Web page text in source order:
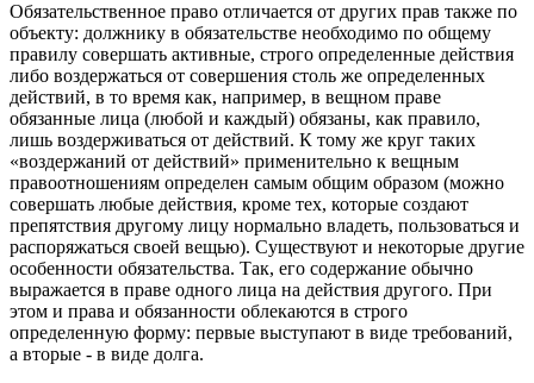
Обязательственное право отличается от других прав также по
объекту: должнику в обязательстве необходимо по общему
правилу совершать активные, строго определенные действия
либо воздержаться от совершения столь же определенных
действий, в то время как, например, в вещном праве
обязанные лица (любой и каждый) обязаны, как правило,
лишь воздерживаться от действий. К тому же круг таких
«воздержаний от действий» применительно к вещным
правоотношениям определен самым общим образом (можно
совершать любые действия, кроме тех, которые создают
препятствия другому лицу нормально владеть, пользоваться и
распоряжаться своей вещью). Существуют и некоторые другие
особенности обязательства. Так, его содержание обычно
выражается в праве одного лица на действия другого. При
этом и права и обязанности облекаются в строго
определенную форму: первые выступают в виде требований,
а вторые - в виде долга.